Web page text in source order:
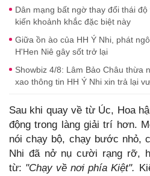
Dân mạng bất ngờ thay đổi thái
kiến khoảnh khắc đặc biệt này
Giữa ồn ào của HH Ý Nhi, phát
H'Hen Niê gây sốt trở lại
Showbiz 4/8: Lâm Bảo Châu thừa
xao thông tin HH Ý Nhi xin trả lại
Sau khi quay về từ Úc, Hoa
động trong làng giải trí hơn.
nói chạy bộ, chạy bước nhỏ,
Nhi đã nở nụ cười rạng rỡ,
từ: "Chạy về nơi phía Kiệt".